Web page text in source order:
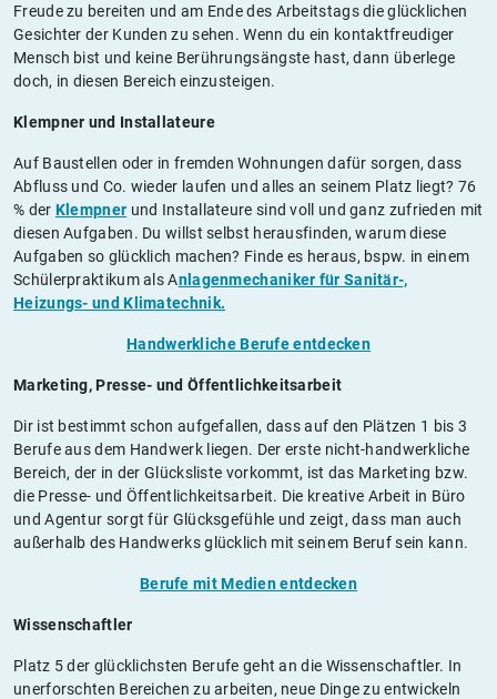
Freude zu bereiten und am Ende des Arbeitstags die glücklichen
Gesichter der Kunden zu sehen. Wenn du ein kontaktfreudiger
Mensch bist und keine Berührungsängste hast, dann überlege
doch, in diesen Bereich einzusteigen.
Klempner und Installateure
Auf Baustellen oder in fremden Wohnungen dafür sorgen, dass
Abfluss und Co. wieder laufen und alles an seinem Platz liegt? 76
% der Klempner und Installateure sind voll und ganz zufrieden mit
diesen Aufgaben. Du willst selbst herausfinden, warum diese
Aufgaben so glücklich machen? Finde es heraus, bspw. in einem
Schülerpraktikum als Anlagenmechaniker für Sanitär-,
Heizungs- und Klimatechnik.
Handwerkliche Berufe entdecken
Marketing, Presse- und Öffentlichkeitsarbeit
Dir ist bestimmt schon aufgefallen, dass auf den Plätzen 1 bis 3
Berufe aus dem Handwerk liegen. Der erste nicht-handwerkliche
Bereich, der in der Glücksliste vorkommt, ist das Marketing bzw.
die Presse- und Öffentlichkeitsarbeit. Die kreative Arbeit in Büro
und Agentur sorgt für Glücksgefühle und zeigt, dass man auch
außerhalb des Handwerks glücklich mit seinem Beruf sein kann.
Berufe mit Medien entdecken
Wissenschaftler
Platz 5 der glücklichsten Berufe geht an die Wissenschaftler. In
unerforschten Bereichen zu arbeiten, neue Dinge zu entwickeln